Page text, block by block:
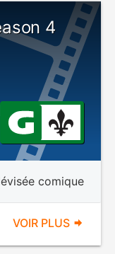
4
comique
VOIR PLUS